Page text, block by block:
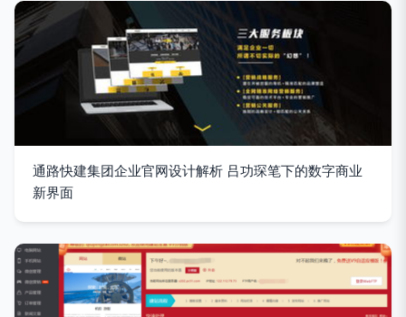
通路快建集团企业官网设计解析 吕功琛笔下的数字商业
新界面